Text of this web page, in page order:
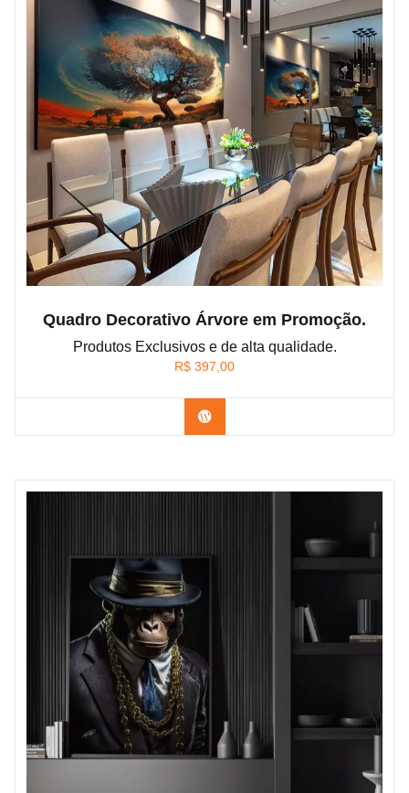
Quadro Decorativo Árvore em Promoção.
Produtos Exclusivos e de alta qualidade.
R$ 397,00
Confira os modelos